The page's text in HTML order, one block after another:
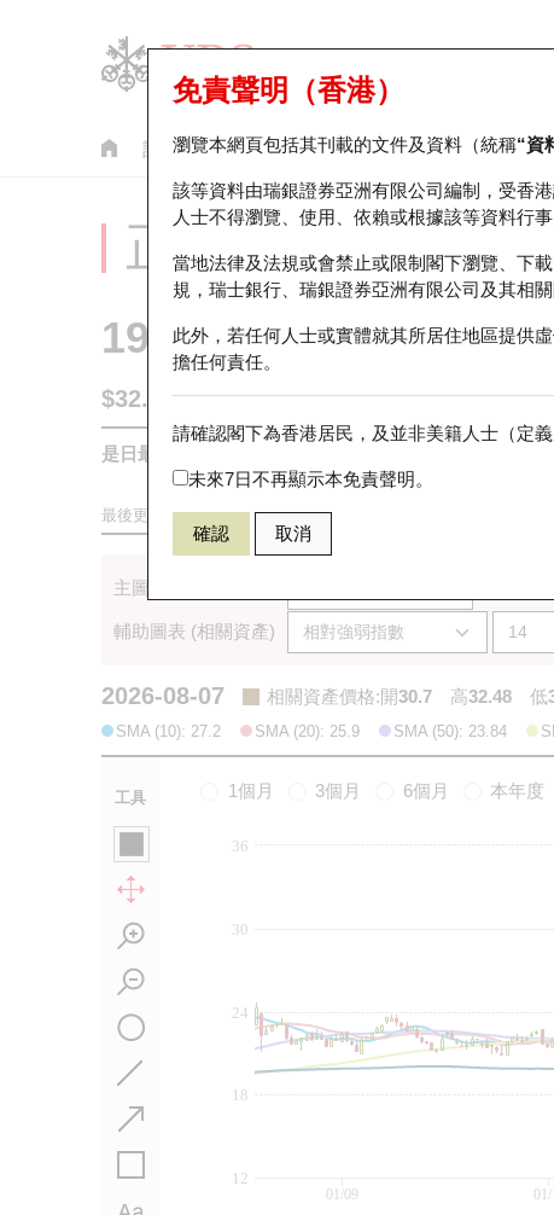
認股證 牛熊證 美股指數產品 輪證市場統計
免責聲明（香港）
瀏覽本網頁包括其刊載的文件及資料（統稱“資
該等資料由瑞銀證券亞洲有限公司編制，受香
人士不得瀏覽、使用、依賴或根據該等資料行
當地法律及法規或會禁止或限制閣下瀏覽、下
規，瑞士銀行、瑞銀證券亞洲有限公司及其相
此外，若任何人士或實體就其所居住地區提供
擔任何責任。
請確認閣下為香港居民，及並非美籍人士（定
未來7日不再顯示本免責聲明。
確認 取消
正股分析儀
1997 九龍倉置業
$32.08 2.08 (+6.93%)
是日最高/最低價
最後更新時間:2026-08-07 16:35 (15分鐘延遲)
主圖表 (相關資產)
輔助圖表 (相關資產)
2026-08-07 相關資產價格:開30.7 高32.48 低
SMA (10): 27.2 SMA (20): 25.9 SMA (50): 23.84
工具 1個月 3個月 6個月 本年度
30
18
24
12
36
01/09 01/